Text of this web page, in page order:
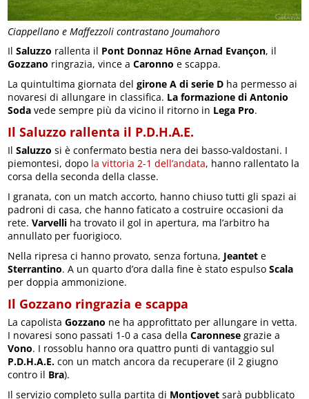
Ciappellano e Maffezzoli contrastano Joumahoro
IlSaluzzo rallenta il Pont Donnaz Hône Arnad Evançon, il
Gozzano ringrazia, vince aCaronno e scappa.
La quintultima giornata delgirone A di serie D ha permesso ai
novaresi di allungare in classifica. La formazione di Antonio
Soda vede sempre più da vicino il ritorno in Lega Pro.
Il Saluzzo rallenta il P.D.H.A.E.
IlSaluzzo si è confermato bestia nera dei basso-valdostani. I
piemontesi, dopo la vittoria 2-1 dell’andata, hanno rallentato la
corsa della seconda della classe.
I granata, con un match accorto, hanno chiuso tutti gli spazi ai
padroni di casa, che hanno faticato a costruire occasioni da
rete.Varvelli ha trovato il gol in apertura, ma l’arbitro ha
annullato per fuorigioco.
Nella ripresa ci hanno provato, senza fortuna, Jeantet e
Sterrantino. A un quarto d’ora dalla fine è stato espulsoScala
per doppia ammonizione.
Il Gozzano ringrazia e scappa
La capolistaGozzano ne ha approfittato per allungare in vetta.
I novaresi sono passati 1-0 a casa dellaCaronnese grazie a
Vono. I rossoblu hanno ora quattro punti di vantaggio sul
P.D.H.A.E. con un match ancora da recuperare (il 2 giugno
contro il Bra).
Il servizio completo sulla partita di Montjovet sarà pubblicato